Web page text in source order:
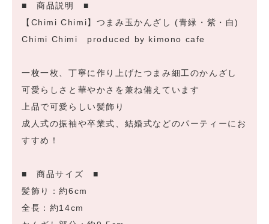
■ 商品説明 ■
【Chimi Chimi】つまみ玉かんざし (青緑・紫・白)
Chimi Chimi produced by kimono cafe
一枚一枚、丁寧に作り上げたつまみ細工のかんざし
可愛らしさと華やかさを兼ね備えています
上品で可愛らしい髪飾り
成人式の振袖や卒業式、結婚式などのパーティーにお
すすめ！
■ 商品サイズ ■
髪飾り：約6cm
全長：約14cm